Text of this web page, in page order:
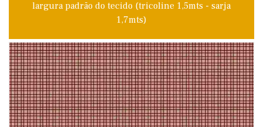
largura padrão do tecido (tricoline 1,5mts - sarja
1,7mts)